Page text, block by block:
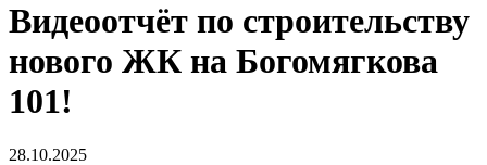
Видеоотчёт по строительству
нового ЖК на Богомягкова
101!
28.10.2025